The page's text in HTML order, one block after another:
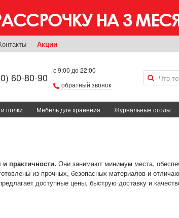
Акции
60-80-90
с 9:00 до 22:00
обратный звонок
полки Мебель для хранения Журнальные столы
практичности. Они занимают минимум места,
из прочных, безопасных материалов и
доступные цены, быструю доставку и